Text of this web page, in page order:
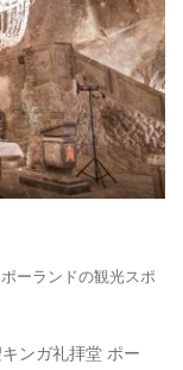
ポーランドの観光スポ
ンガ礼拝堂 ポー